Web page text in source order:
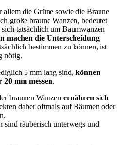
die Grüne sowie die Braune
große braune Wanzen, bedeutet
tatsächlich um Baumwanzen
machen die Unterscheidung
bestimmen zu können, ist
nötig.
5 mm lang sind, können
20 mm messen.
braunen Wanzen ernähren sich
daher oftmals auf Bäumen oder
räuberisch unterwegs und